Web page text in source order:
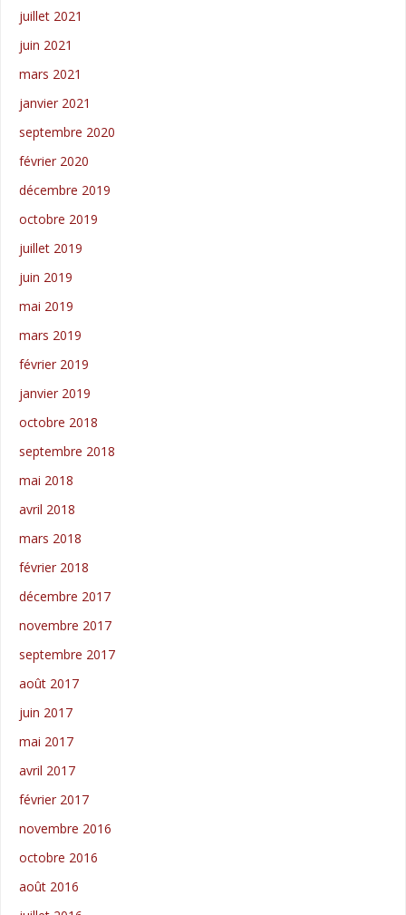
juillet 2021
juin 2021
mars 2021
janvier 2021
septembre 2020
février 2020
décembre 2019
octobre 2019
juillet 2019
juin 2019
mai 2019
mars 2019
février 2019
janvier 2019
octobre 2018
septembre 2018
mai 2018
avril 2018
mars 2018
février 2018
décembre 2017
novembre 2017
septembre 2017
août 2017
juin 2017
mai 2017
avril 2017
février 2017
novembre 2016
octobre 2016
août 2016